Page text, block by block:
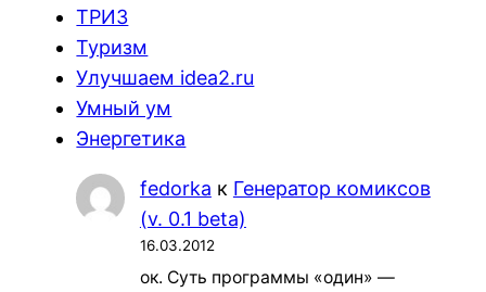
ТРИЗ
Туризм
Улучшаем idea2.ru
Умный ум
Энергетика
fedorka к Генератор комиксов
(v. 0.1 beta)
16.03.2012
ок. Суть программы «один» —